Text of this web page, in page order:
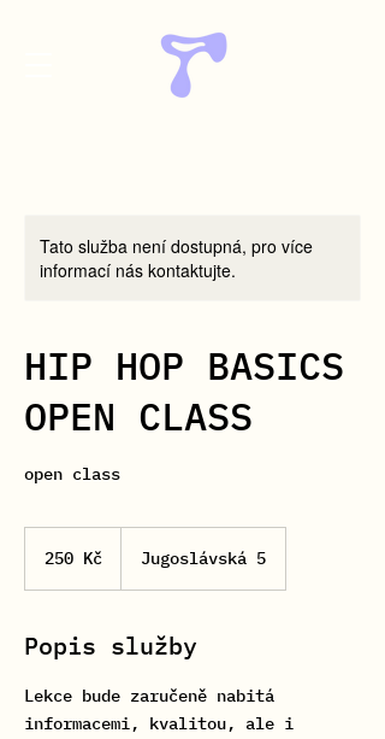
Tato služba není dostupná, pro více
informací nás kontaktujte.
HIP HOP BASICS
OPEN CLASS
open class
korun250 Kč Jugoslávská 5
Popis služby
Lekce bude zaručeně nabitá
informacemi, kvalitou, ale i